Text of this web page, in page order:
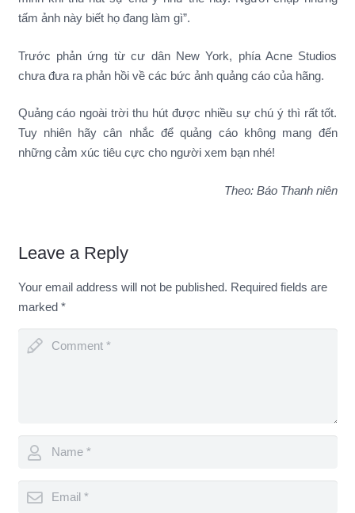
tấm ảnh này biết họ đang làm gì”.
Trước phản ứng từ cư dân New York, phía Acne Studios
chưa đưa ra phản hồi về các bức ảnh quảng cáo của hãng.
Quảng cáo ngoài trời thu hút được nhiều sự chú ý thì rất tốt.
Tuy nhiên hãy cân nhắc để quảng cáo không mang đến
những cảm xúc tiêu cực cho người xem bạn nhé!
Theo: Báo Thanh niên
Leave a Reply
Your email address will not be published. Required fields are
marked *